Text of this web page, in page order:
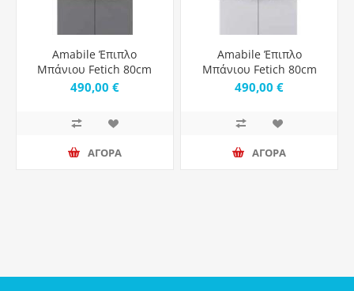
Amabile Έπιπλο
Μπάνιου Fetich 80cm
Violin Grey Matt
490,00 €
ΑΓΟΡΑ
Amabile Έπιπλο
Μπάνιου Fetich 80cm
Violin White Matt
490,00 €
ΑΓΟΡΑ